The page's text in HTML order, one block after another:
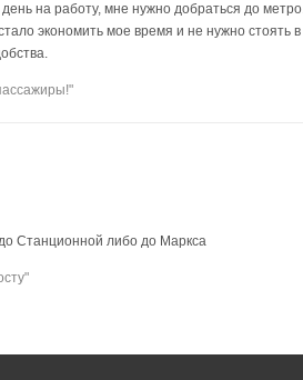
на работу, мне нужно добраться до
экономить мое время и не нужно стоять
Станционной либо до Маркса